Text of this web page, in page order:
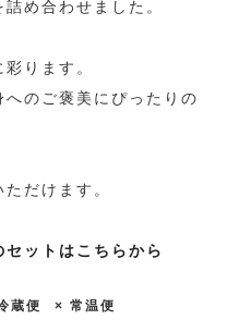
め合わせました。
ります。
のご褒美にぴったりの
だけます。
ットはこちらから
蔵便 × 常温便